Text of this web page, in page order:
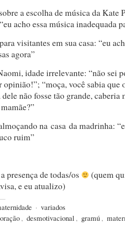
a escolha de música da Kate
acho essa música inadequada
visitantes em sua casa: “eu
agora”
idade irrelevante: “não sei
opinião!”; “moça, você sabia que
não fosse tão grande, caberia
na casa da madrinha:
ruim”
presença de todas/os
(quem
e eu atualizo)
· variados
, desmotivacional , gramú ,